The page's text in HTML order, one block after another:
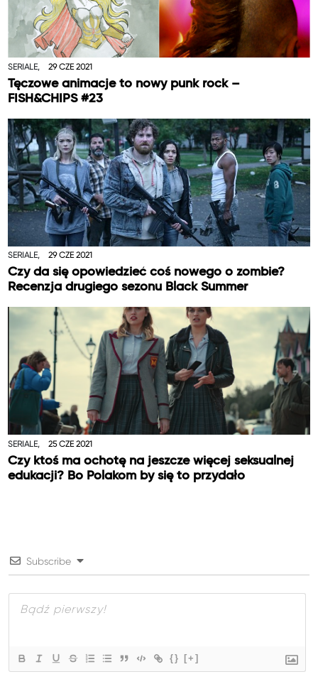
SERIALE, 29 CZE 2021
Tęczowe animacje to nowy punk rock –
FISH&CHIPS #23
SERIALE, 29 CZE 2021
Czy da się opowiedzieć coś nowego o zombie?
Recenzja drugiego sezonu Black Summer
SERIALE, 25 CZE 2021
Czy ktoś ma ochotę na jeszcze więcej seksualnej
edukacji? Bo Polakom by się to przydało
Subscribe
{} [+]